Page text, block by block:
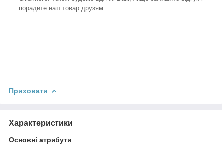
порадите наш товар друзям.
Приховати
Характеристики
Основні атрибути